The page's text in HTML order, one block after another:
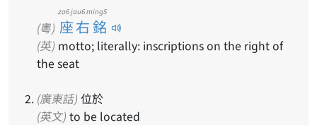
(粵) 座右銘
zo6 jau6 ming5
(英) motto; literally: inscriptions on the right of
the seat
(廣東話) 位於
(英文) to be located